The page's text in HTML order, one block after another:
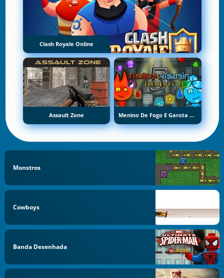
Clash Royale Online
Assault Zone Menino De Fogo E Garota De Água 5: Elementos
Monstros
Cowboys
Banda Desenhada